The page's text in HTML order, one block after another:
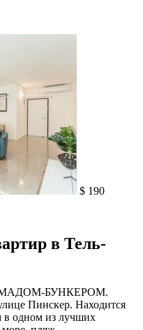
$ 190
в Тель-
БУНКЕРОМ.
Пинскер. Находится
в одном из лучших